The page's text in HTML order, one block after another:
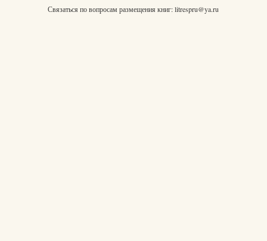
Связаться по вопросам размещения книг:litrespru@ya.ru